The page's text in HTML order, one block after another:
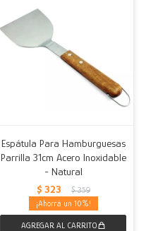
Espátula Para Hamburguesas
Parrilla 31cm Acero Inoxidable
- Natural
$ 323 $ 359
10